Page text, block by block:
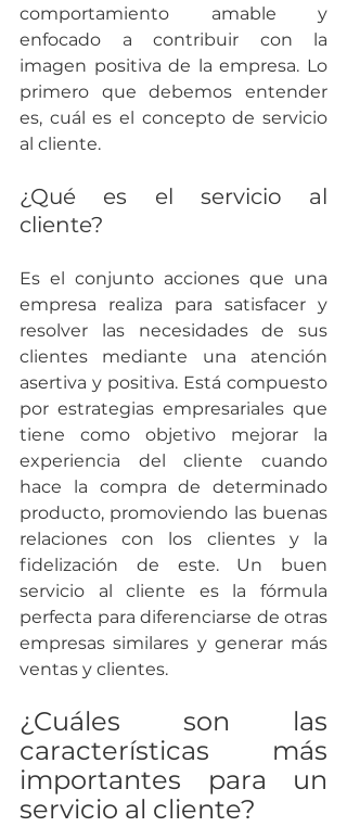
comportamiento amable y
enfocado a contribuir con la
imagen positiva de la empresa. Lo
primero que debemos entender
es, cuál es el concepto de servicio
al cliente.
¿Qué es el servicio al
cliente?
Es el conjunto acciones que una
empresa realiza para satisfacer y
resolver las necesidades de sus
clientes mediante una atención
asertiva y positiva. Está compuesto
por estrategias empresariales que
tiene como objetivo mejorar la
experiencia del cliente cuando
hace la compra de determinado
producto, promoviendo las buenas
relaciones con los clientes y la
fidelización de este. Un buen
servicio al cliente es la fórmula
perfecta para diferenciarse de otras
empresas similares y generar más
ventas y clientes.
¿Cuáles son las
características más
importantes para un
servicio al cliente?